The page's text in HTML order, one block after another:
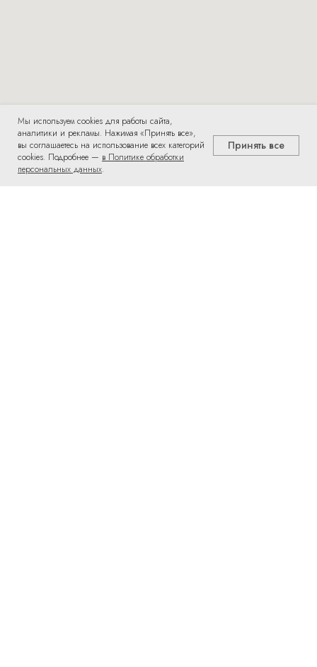
Мы используем cookies для работы сайта,
аналитики и рекламы. Нажимая «Принять все»,
вы соглашаетесь на использование всех категорий
cookies. Подробнее — в Политике обработки
персональных данных.
Принять все